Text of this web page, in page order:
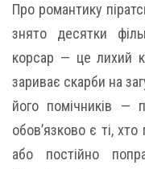
Про романтику
знято десятки
корсар — це лихий
зариває скарби на
його помічників —
обов’язково є ті,
або постійно